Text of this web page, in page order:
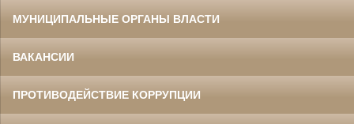
МУНИЦИПАЛЬНЫЕ ОРГАНЫ ВЛАСТИ
ВАКАНСИИ
ПРОТИВОДЕЙСТВИЕ КОРРУПЦИИ